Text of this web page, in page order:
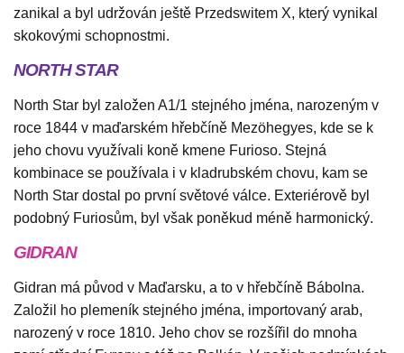
zanikal a byl udržován ještě Przedswitem X, který vynikal
skokovými schopnostmi.
NORTH STAR
North Star byl založen A1/1 stejného jména, narozeným v
roce 1844 v maďarském hřebčíně Mezöhegyes, kde se k
jeho chovu využívali koně kmene Furioso. Stejná
kombinace se používala i v kladrubském chovu, kam se
North Star dostal po první světové válce. Exteriérově byl
podobný Furiosům, byl však poněkud méně harmonický.
GIDRAN
Gidran má původ v Maďarsku, a to v hřebčíně Bábolna.
Založil ho plemeník stejného jména, importovaný arab,
narozený v roce 1810. Jeho chov se rozšířil do mnoha